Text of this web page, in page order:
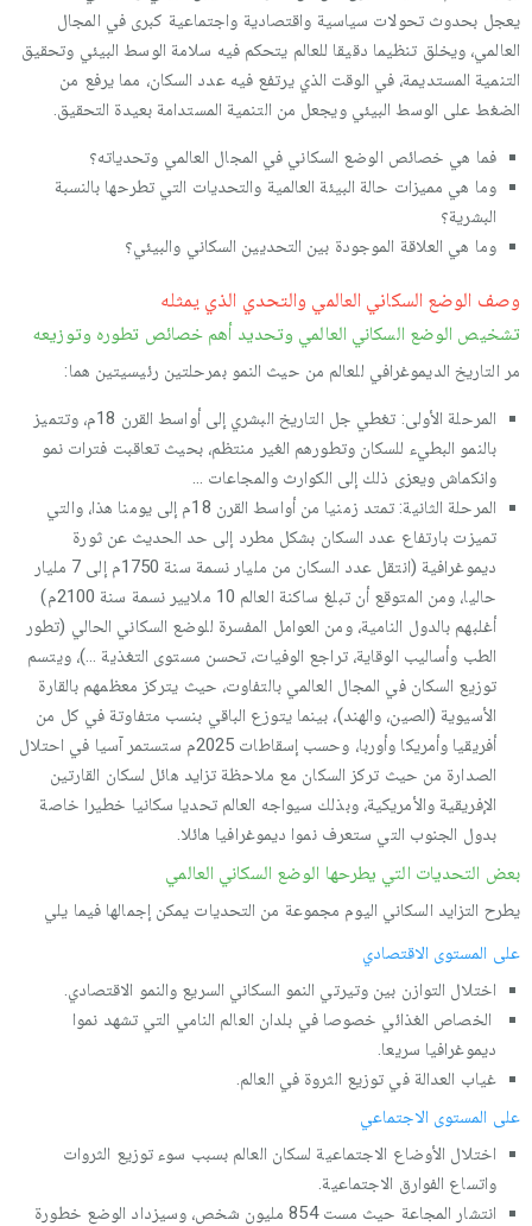
يعجل بحدوث تحولات سياسية واقتصادية واجتماعية كبرى في المجال
العالمي، ويخلق تنظيما دقيقا للعالم يتحكم فيه سلامة الوسط البيئي وتحقيق
التنمية المستديمة، في الوقت الذي يرتفع فيه عدد السكان، مما يرفع من
الضغط على الوسط البيئي ويجعل من التنمية المستدامة بعيدة التحقيق.
فما هي خصائص الوضع السكاني في المجال العالمي وتحدياته؟
وما هي مميزات حالة البيئة العالمية والتحديات التي تطرحها بالنسبة
البشرية؟
وما هي العلاقة الموجودة بين التحديين السكاني والبيئي؟
وصف الوضع السكاني العالمي والتحدي الذي يمثله
تشخيص الوضع السكاني العالمي وتحديد أهم خصائص تطوره وتوزيعه
مر التاريخ الديموغرافي للعالم من حيث النمو بمرحلتين رئيسيتين هما:
المرحلة الأولى: تغطي جل التاريخ البشري إلى أواسط القرن 18م، وتتميز
بالنمو البطيء للسكان وتطورهم الغير منتظم، بحيث تعاقبت فترات نمو
وانكماش ويعزى ذلك إلى الكوارث والمجاعات ...
المرحلة الثانية: تمتد زمنيا من أواسط القرن 18م إلى يومنا هذا، والتي
تميزت بارتفاع عدد السكان بشكل مطرد إلى حد الحديث عن ثورة
ديموغرافية (انتقل عدد السكان من مليار نسمة سنة 1750م إلى 7 مليار
حاليا، ومن المتوقع أن تبلغ ساكنة العالم 10 ملايير نسمة سنة 2100م)
أغلبهم بالدول النامية، ومن العوامل المفسرة للوضع السكاني الحالي (تطور
الطب وأساليب الوقاية، تراجع الوفيات، تحسن مستوى التغذية ...)، ويتسم
توزيع السكان في المجال العالمي بالتفاوت، حيث يتركز معظمهم بالقارة
الأسيوية (الصين، والهند)، بينما يتوزع الباقي بنسب متفاوتة في كل من
أفريقيا وأمريكا وأوربا، وحسب إسقاطات 2025م ستستمر آسيا في احتلال
الصدارة من حيث تركز السكان مع ملاحظة تزايد هائل لسكان القارتين
الإفريقية والأمريكية، وبذلك سيواجه العالم تحديا سكانيا خطيرا خاصة
بدول الجنوب التي ستعرف نموا ديموغرافيا هائلا.
بعض التحديات التي يطرحها الوضع السكاني العالمي
يطرح التزايد السكاني اليوم مجموعة من التحديات يمكن إجمالها فيما يلي
على المستوى الاقتصادي
اختلال التوازن بين وتيرتي النمو السكاني السريع والنمو الاقتصادي.
الخصاص الغذائي خصوصا في بلدان العالم النامي التي تشهد نموا
ديموغرافيا سريعا.
غياب العدالة في توزيع الثروة في العالم.
على المستوى الاجتماعي
اختلال الأوضاع الاجتماعية لسكان العالم بسبب سوء توزيع الثروات
واتساع الفوارق الاجتماعية.
انتشار المجاعة حيث مست 854 مليون شخص، وسيزداد الوضع خطورة